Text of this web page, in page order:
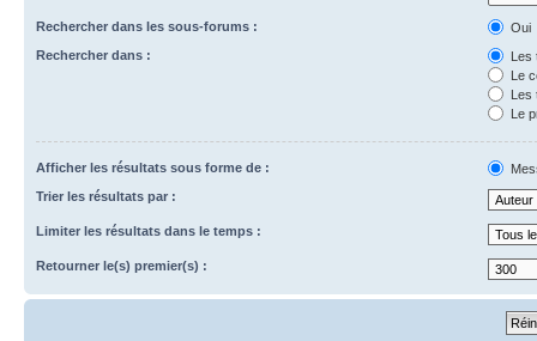
Rechercher dans les sous-forums :
Oui
Rechercher dans :
Les
Le
Les
Le
Afficher les résultats sous forme de :
Trier les résultats par :
Limiter les résultats dans le temps :
Retourner le(s) premier(s) :